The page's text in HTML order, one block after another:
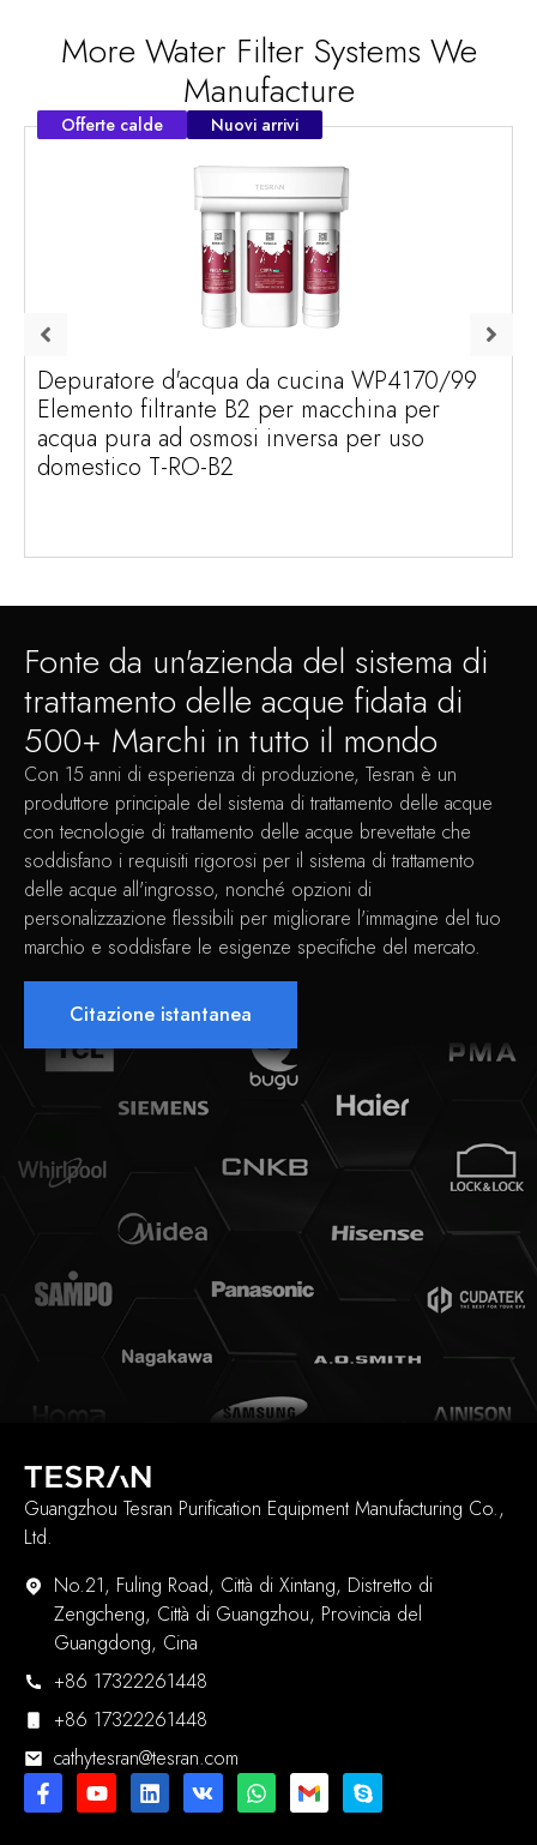
More Water Filter Systems We
Manufacture
Offerte calde Nuovi arrivi
Depuratore d'acqua da cucina WP4170/99
Elemento filtrante B2 per macchina per
acqua pura ad osmosi inversa per uso
domestico T-RO-B2
Fonte da un'azienda del sistema di
trattamento delle acque fidata di
500+ Marchi in tutto il mondo
Con 15 anni di esperienza di produzione, Tesran è un
produttore principale del sistema di trattamento delle acque
con tecnologie di trattamento delle acque brevettate che
soddisfano i requisiti rigorosi per il sistema di trattamento
delle acque all'ingrosso, nonché opzioni di
personalizzazione flessibili per migliorare l'immagine del tuo
marchio e soddisfare le esigenze specifiche del mercato.
Citazione istantanea
Guangzhou Tesran Purification Equipment Manufacturing Co.,
Ltd.
No.21, Fuling Road, Città di Xintang, Distretto di
Zengcheng, Città di Guangzhou, Provincia del
Guangdong, Cina
+86 17322261448
+86 17322261448
cathytesran@tesran.com